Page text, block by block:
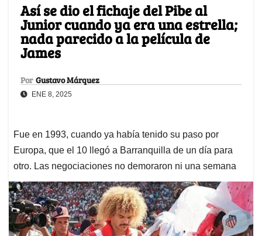
Así se dio el fichaje del Pibe al
Junior cuando ya era una estrella;
nada parecido a la película de
James
Por Gustavo Márquez
ENE 8, 2025
Fue en 1993, cuando ya había tenido su paso por
Europa, que el 10 llegó a Barranquilla de un día para
otro. Las negociaciones no demoraron ni una semana